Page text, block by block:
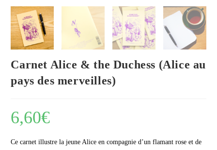
Carnet Alice & the Duchess (Alice au
pays des merveilles)
6,60€
Ce carnet illustre la jeune Alice en compagnie d’un flamant rose et de